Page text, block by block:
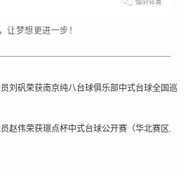
，让梦想 更进一步 ！
刘矾荣获南京纯八台球俱乐部中式台球全国巡
赵伟荣获璟点杯中式台球公开赛（华北赛区.